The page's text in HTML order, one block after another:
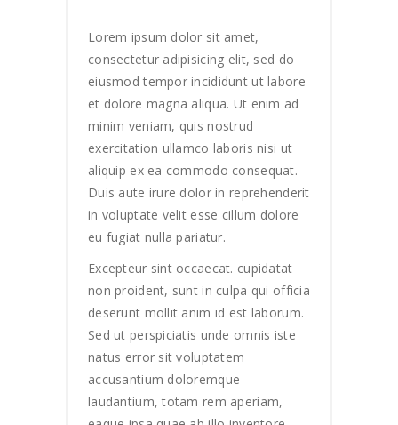
Lorem ipsum dolor sit amet,
consectetur adipisicing elit, sed do
eiusmod tempor incididunt ut labore
et dolore magna aliqua. Ut enim ad
minim veniam, quis nostrud
exercitation ullamco laboris nisi ut
aliquip ex ea commodo consequat.
Duis aute irure dolor in reprehenderit
in voluptate velit esse cillum dolore
eu fugiat nulla pariatur.
Excepteur sint occaecat. cupidatat
non proident, sunt in culpa qui officia
deserunt mollit anim id est laborum.
Sed ut perspiciatis unde omnis iste
natus error sit voluptatem
accusantium doloremque
laudantium, totam rem aperiam,